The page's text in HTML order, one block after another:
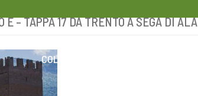
COLESTEROLO
E – TAPPA 17 DA TRENTO A SEGA DI ALA